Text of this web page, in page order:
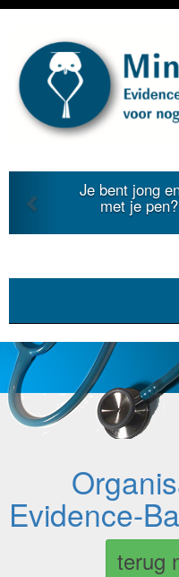
Je bent jong en zoekt
met je pen? Dat kan.
Previous
Evidence-
terug